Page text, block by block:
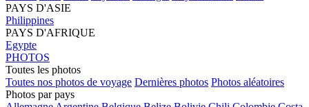
PAYS D'ASIE
Philippines
PAYS D'AFRIQUE
Egypte
PHOTOS
Toutes les photos
Toutes nos photos de voyage Dernières photos Photos aléatoires
Photos par pays